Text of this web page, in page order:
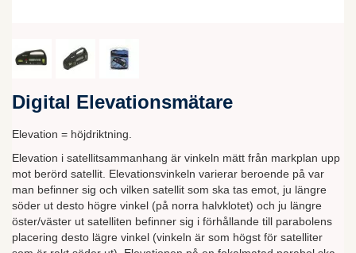
Digital Elevationsmätare
Elevation = höjdriktning.
Elevation i satellitsammanhang är vinkeln mätt från markplan upp
mot berörd satellit. Elevationsvinkeln varierar beroende på var
man befinner sig och vilken satellit som ska tas emot, ju längre
söder ut desto högre vinkel (på norra halvklotet) och ju längre
öster/väster ut satelliten befinner sig i förhållande till parabolens
placering desto lägre vinkel (vinkeln är som högst för satelliter